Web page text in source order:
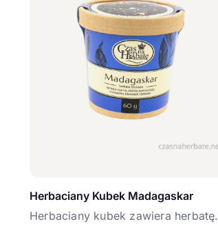
Herbaciany Kubek Madagaskar
Herbaciany kubek zawiera herbatę